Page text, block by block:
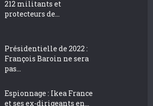
212 militants et
protecteurs de...
Présidentielle de 2022 :
François Baroin ne sera
pas...
Espionnage : Ikea France
et ses ex-dirigeants en...